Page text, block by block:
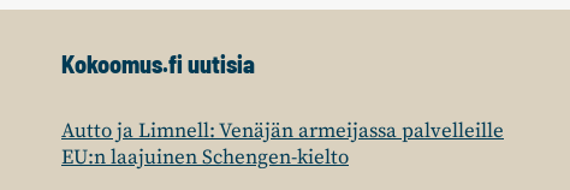
Kokoomus.fi uutisia
Autto ja Limnell: Venäjän armeijassa palvelleille
EU:n laajuinen Schengen-kielto